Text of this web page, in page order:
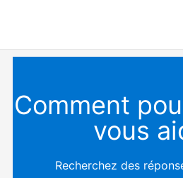
Comment
vous
Recherchez des